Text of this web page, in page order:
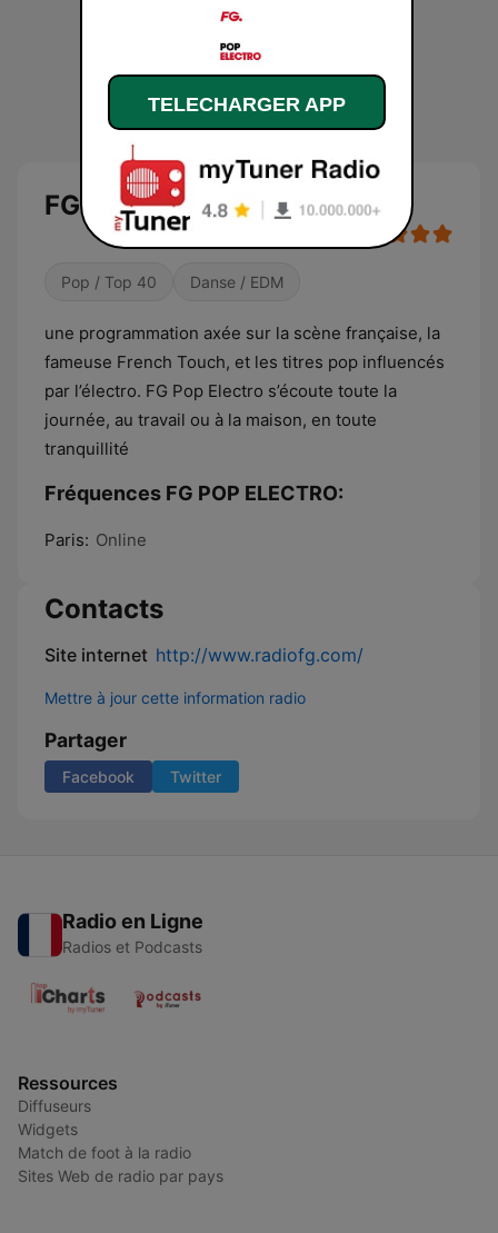
FG POP ELECTRO
Pop / Top 40 Danse / EDM
une programmation axée sur la scène française, la
fameuse French Touch, et les titres pop influencés
par l’électro. FG Pop Electro s’écoute toute la
journée, au travail ou à la maison, en toute
tranquillité
Fréquences FG POP ELECTRO:
Paris: Online
Contacts
Site internet http://www.radiofg.com/
Mettre à jour cette information radio
Partager
Facebook Twitter
Radio en Ligne
Radios et Podcasts
Ressources
Diffuseurs
Widgets
Match de foot à la radio
Sites Web de radio par pays
TELECHARGER APP